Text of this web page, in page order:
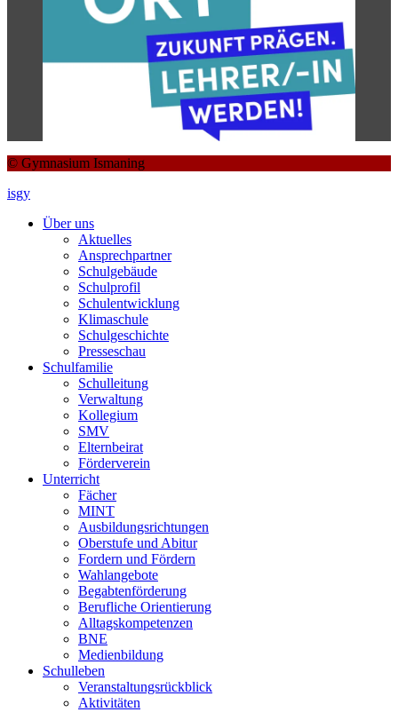
© Gymnasium Ismaning
isgy
Über uns
Aktuelles
Ansprechpartner
Schulgebäude
Schulprofil
Schulentwicklung
Klimaschule
Schulgeschichte
Presseschau
Schulfamilie
Schulleitung
Verwaltung
Kollegium
SMV
Elternbeirat
Förderverein
Unterricht
Fächer
MINT
Ausbildungsrichtungen
Oberstufe und Abitur
Fordern und Fördern
Wahlangebote
Begabtenförderung
Berufliche Orientierung
Alltagskompetenzen
BNE
Medienbildung
Schulleben
Veranstaltungsrückblick
Aktivitäten